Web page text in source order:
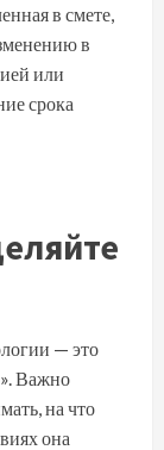
в смете,
в
или
срока
— это
Важно
на что
она